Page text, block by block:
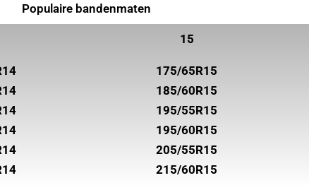
Populaire bandenmaten
15
175/65R15
185/60R15
195/55R15
195/60R15
205/55R15
215/60R15